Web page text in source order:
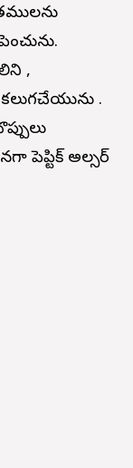
,
.
పెప్టిక్ అల్సర్